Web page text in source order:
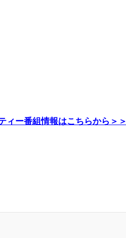
ィー番組情報はこちらから＞＞